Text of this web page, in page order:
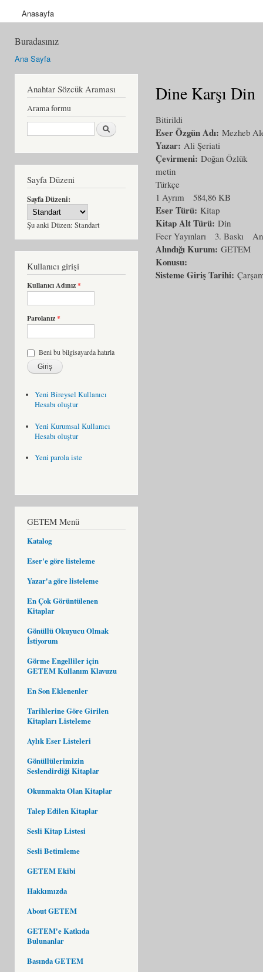
Anasayfa
Buradasınız
Ana Sayfa
Anahtar Sözcük Araması
Arama formu
Ara
Sayfa Düzeni
Sayfa Düzeni:
Şu anki Düzen: Standart
Kullanıcı girişi
Kullanıcı Adınız*
Parolanız*
Beni bu bilgisayarda hatırla
Yeni Bireysel Kullanıcı
Hesabı oluştur
Yeni Kurumsal Kullanıcı
Hesabı oluştur
Yeni parola iste
GETEM Menü
Katalog
Eser'e göre listeleme
Yazar'a göre listeleme
En Çok Görüntülenen
Kitaplar
Gönüllü Okuyucu Olmak
İstiyorum
Görme Engelliler için
GETEM Kullanım Klavuzu
En Son Eklenenler
Tarihlerine Göre Girilen
Kitapları Listeleme
Aylık Eser Listeleri
Gönüllülerimizin
Seslendirdiği Kitaplar
Okunmakta Olan Kitaplar
Talep Edilen Kitaplar
Sesli Kitap Listesi
Sesli Betimleme
GETEM Ekibi
Hakkımızda
About GETEM
GETEM'e Katkıda
Bulunanlar
Basında GETEM
Dine Karşı Din
Bitirildi
Eser Özgün Adı: Mezheb
Yazar: Ali Şeriati
Çevirmeni: Doğan Özlük
metin
Türkçe
1 Ayrım
584,86 KB
Eser Türü: Kitap
Kitap Alt Türü: Din
Fecr Yayınları
3. Baskı
Alındığı Kurum: GETEM
Konusu:
Sisteme Giriş Tarihi: